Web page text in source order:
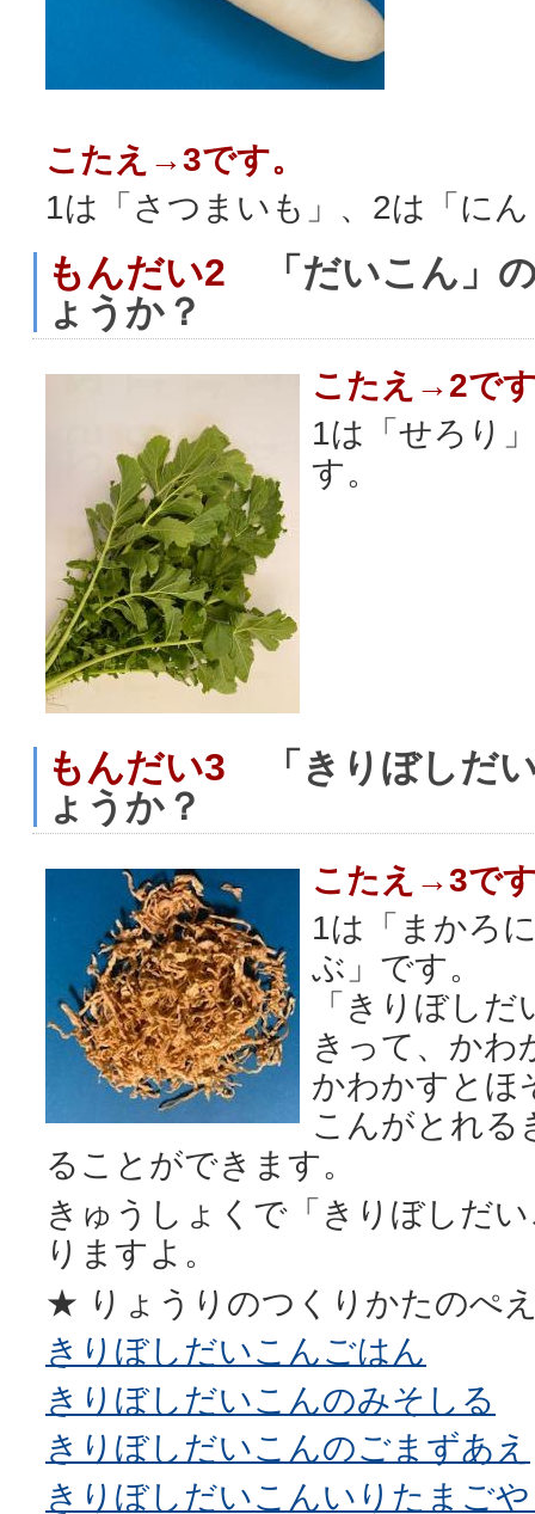
こたえ→3です。
1は「さつまいも」、2は「に
もんだい2 「だいこん」
ょうか？
こたえ→2で
1は「せろり
す。
もんだい3 「きりぼしだ
ょうか？
こたえ→3で
1は「まかろ
ぶ」です。
「きりぼし
きって、かわ
かわかすとほ
こんがとれる
ることができます。
きゅうしょくで「きりぼしだ
りますよ。
★ りょうりのつくりかたのぺ
きりぼしだいこんごはん
きりぼしだいこんのみそしる
きりぼしだいこんのごまずあえ
きりぼしだいこんいりたまご